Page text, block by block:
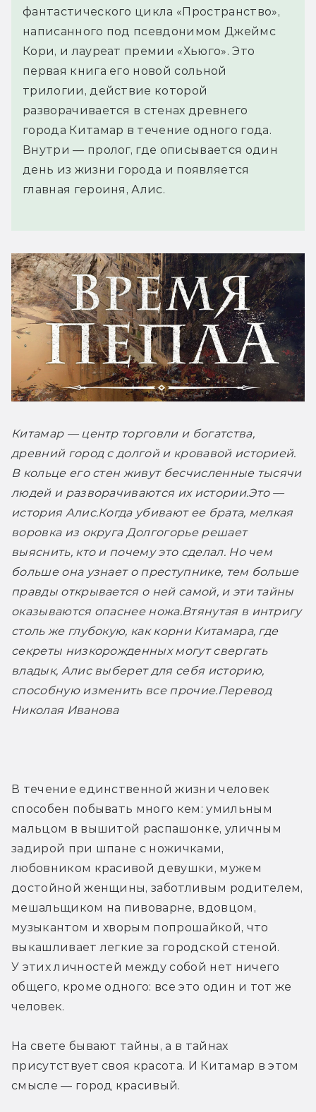
фантастического цикла «Пространство»,
написанного под псевдонимом Джеймс
Кори, и лауреат премии «Хьюго». Это
первая книга его новой сольной
трилогии, действие которой
разворачивается в стенах древнего
города Китамар в течение одного года.
Внутри — пролог, где описывается один
день из жизни города и появляется
главная героиня, Алис.
Китамар ― центр торговли и богатства,
древний город с долгой и кровавой историей.
В кольце его стен живут бесчисленные тысячи
людей и разворачиваются их истории.Это —
история Алис.Когда убивают ее брата, мелкая
воровка из округа Долгогорье решает
выяснить, кто и почему это сделал. Но чем
больше она узнает о преступнике, тем больше
правды открывается о ней самой, и эти тайны
оказываются опаснее ножа.Втянутая в интригу
столь же глубокую, как корни Китамара, где
секреты низкорожденных могут свергать
владык, Алис выберет для себя историю,
способную изменить все прочие.Перевод
Николая Иванова
В течение единственной жизни человек
способен побывать много кем: умильным
мальцом в вышитой распашонке, уличным
задирой при шпане с ножичками,
любовником красивой девушки, мужем
достойной женщины, заботливым родителем,
мешальщиком на пивоварне, вдовцом,
музыкантом и хворым попрошайкой, что
выкашливает легкие за городской стеной.
У этих личностей между собой нет ничего
общего, кроме одного: все это один и тот же
человек.
На свете бывают тайны, а в тайнах
присутствует своя красота. И Китамар в этом
смысле — город красивый.